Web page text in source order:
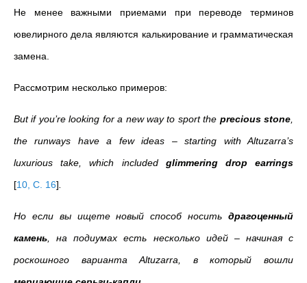
Не менее важными приемами при переводе терминов
ювелирного дела являются калькирование и грамматическая
замена.
Рассмотрим несколько примеров:
But if you’re looking for a new way to sport the precious stone
the runways have a few ideas – starting with Altuzarra’s
luxurious take, which included glimmering drop earrings
[10, C. 16]
Но если вы ищете новый способ носить драгоценный
камень , на подиумах есть несколько идей – начиная с
роскошного варианта Altuzarra, в который вошли